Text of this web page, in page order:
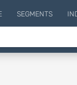
SEGMENTS